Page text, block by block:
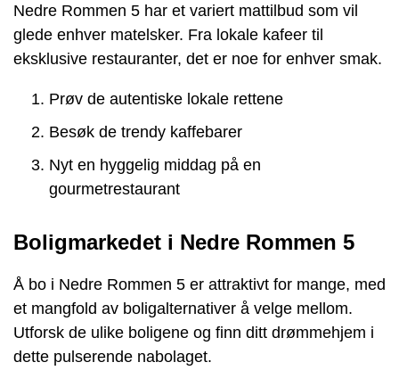
Nedre Rommen 5 har et variert mattilbud som vil
glede enhver matelsker. Fra lokale kafeer til
eksklusive restauranter, det er noe for enhver smak.
Prøv de autentiske lokale rettene
Besøk de trendy kaffebarer
Nyt en hyggelig middag på en
gourmetrestaurant
Boligmarkedet i Nedre Rommen 5
Å bo i Nedre Rommen 5 er attraktivt for mange, med
et mangfold av boligalternativer å velge mellom.
Utforsk de ulike boligene og finn ditt drømmehjem i
dette pulserende nabolaget.